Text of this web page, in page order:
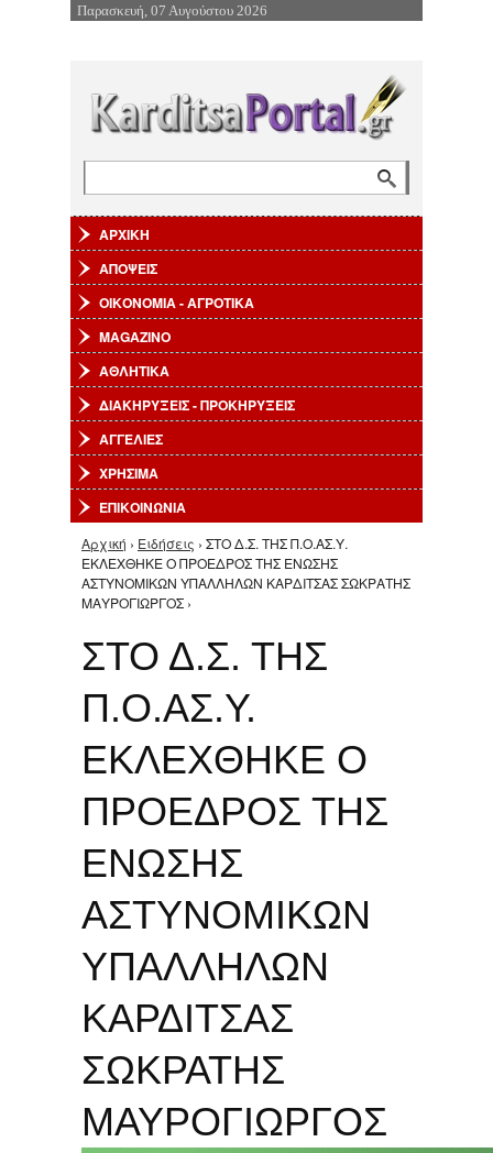
Επιστροφή στην Πλοήγηση
Παρασκευή, 07 Αυγούστου 2026
ΑΡΧΙΚΗ
ΑΠΟΨΕΙΣ
ΟΙΚΟΝΟΜΙΑ - ΑΓΡΟΤΙΚΑ
MAGAZINO
ΑΘΛΗΤΙΚΑ
ΔΙΑΚΗΡΥΞΕΙΣ - ΠΡΟΚΗΡΥΞΕΙΣ
ΑΓΓΕΛΙΕΣ
ΧΡΗΣΙΜΑ
ΕΠΙΚΟΙΝΩΝΙΑ
Είστε εδώ
Αρχική › Ειδήσεις › ΣΤΟ Δ.Σ. ΤΗΣ Π.Ο.ΑΣ.Υ.
ΕΚΛΕΧΘΗΚΕ O ΠΡΟΕΔΡΟΣ ΤΗΣ ΕΝΩΣΗΣ
ΑΣΤΥΝΟΜΙΚΩΝ ΥΠΑΛΛΗΛΩΝ ΚΑΡΔΙΤΣΑΣ ΣΩΚΡΑΤΗΣ
ΜΑΥΡΟΓΙΩΡΓΟΣ ›
ΣΤΟ Δ.Σ. ΤΗΣ
Π.Ο.ΑΣ.Υ.
ΕΚΛΕΧΘΗΚΕ O
ΠΡΟΕΔΡΟΣ ΤΗΣ
ΕΝΩΣΗΣ
ΑΣΤΥΝΟΜΙΚΩΝ
ΥΠΑΛΛΗΛΩΝ
ΚΑΡΔΙΤΣΑΣ
ΣΩΚΡΑΤΗΣ
ΜΑΥΡΟΓΙΩΡΓΟΣ